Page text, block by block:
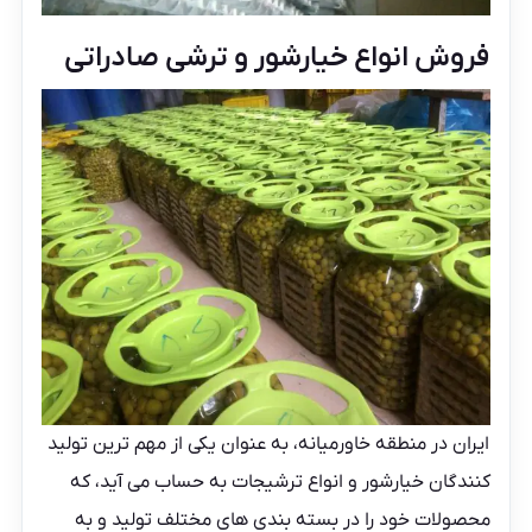
فروش انواع خیارشور و ترشی صادراتی
ایران در منطقه خاورمیانه، به عنوان یکی از مهم ترین تولید
کنندگان خیارشور و انواع ترشیجات به حساب می آید، که
محصولات خود را در بسته بندی های مختلف تولید و به